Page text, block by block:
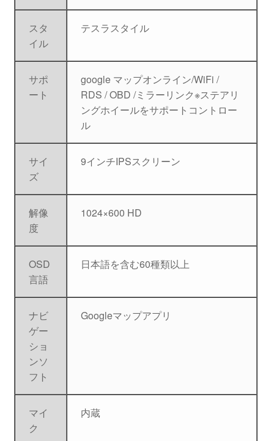
スタ
イル
テスラスタイル
サポ
ート
google マップオンライン/WiFi /
RDS / OBD /ミラーリンク※ステアリ
ングホイールをサポートコントロー
ル
サイ
ズ
9インチIPSスクリーン
解像
度
1024×600 HD
OSD
言語
日本語を含む60種類以上
ナビ
ゲー
ショ
ンソ
フト
Googleマップアプリ
マイ
ク
内蔵